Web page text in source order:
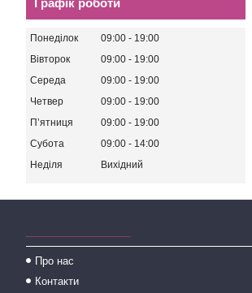
Понеділок 09:00
19:00
Вівторок
09:00
19:00
Середа
09:00
19:00
Четвер
09:00
19:00
Пʼятниця
09:00
19:00
Субота
09:00
14:00
Неділя
Вихідний
Про нас
Контакти